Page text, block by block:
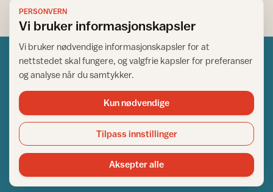
Norsk råd for hjem og bygg
Copyright © 1995-2026. All Rights Reserved.
Ansvarlig redaktør: Helge Bod Vangen
Utgiver: IFI - Norsk råd for hjem og bygg
PERSONVERN
Vi bruker informasjonskapsler
Vi bruker nødvendige informasjonskapsler for at
nettstedet skal fungere, og valgfrie kapsler for preferanser
og analyse når du samtykker.
Kun nødvendige
Tilpass innstillinger
Aksepter alle